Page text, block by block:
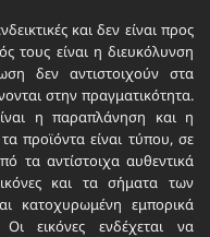
και δεν είναι προς
τους είναι η διευκόλυνση
δεν αντιστοιχούν στα
στην πραγματικότητα.
η παραπλάνηση και η
προϊόντα είναι τύπου, σε
τα αντίστοιχα αυθεντικά
και τα σήματα των
κατοχυρωμένη εμπορικά
εικόνες ενδέχεται να